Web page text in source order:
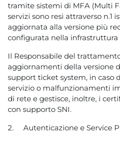
tramite sistemi di MFA (Multi
servizi sono resi attraverso n.1
aggiornata alla versione più
configurata nella infrastruttura
Il Responsabile del
aggiornamenti della versione
support ticket system, in caso
servizio o malfunzionamenti
di rete e gestisce, inoltre, i
con supporto SNI.
2.
Autenticazione e Service